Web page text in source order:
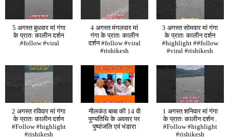
5 अगस्त बुधवार मां गंगा
के प्रातः कालीन दर्शन
.#follow #viral
4 अगस्त मंगलवार मां
गंगा के प्रातः कालीन
दर्शन #follow #viral
#rishikesh
3 अगस्त सोमवार मां गंगा
के प्रातः कालीन दर्शन
#highlight ##follow
#viral #rishikesh
2 अगस्त रविवार मां गंगा
के प्रातः कालीन दर्शन
#Follow #highlight
#rishikesh
नीलकंठ बाबा की 14 वी
पुण्यतिथि के अवसर पर
पुष्पांजलि एवं भंडारा
1 अगस्त शनिवार मां गंगा
के प्रातः कालीन दर्शन .
#Follow #highlight
#rishikesh